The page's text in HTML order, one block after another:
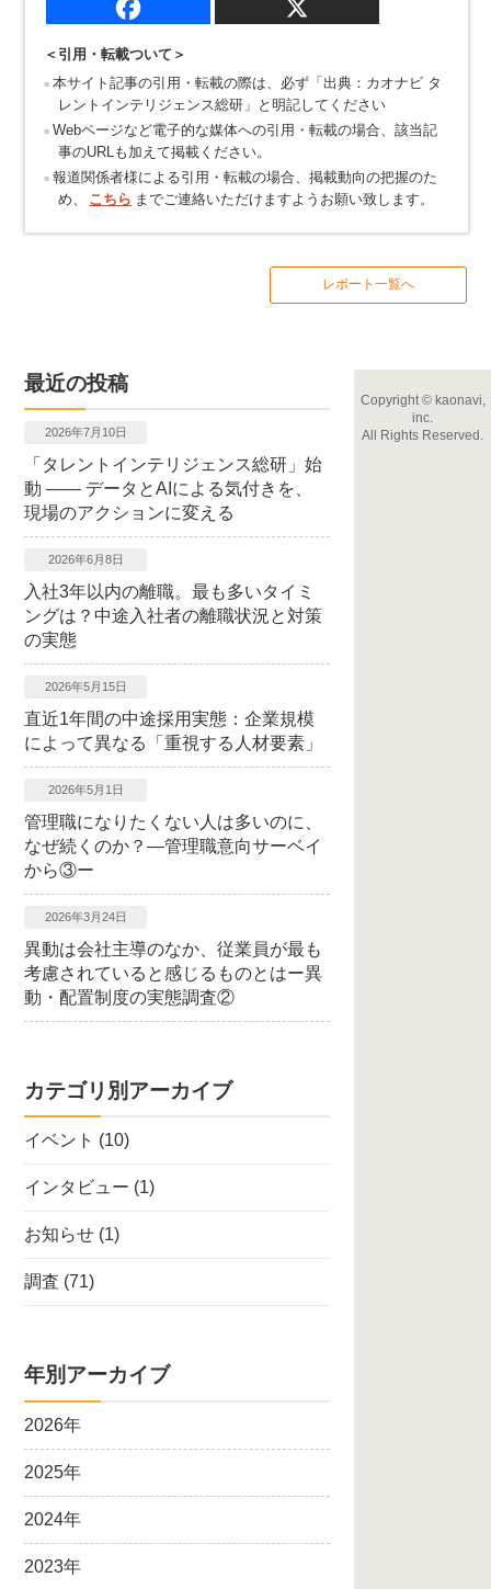
＜引用・転載ついて＞
本サイト記事の引用・転載の際は、必ず「出典：カオナビ タ
レントインテリジェンス総研」と明記してください
Webページなど電子的な媒体への引用・転載の場合、該当記
事のURLも加えて掲載ください。
報道関係者様による引用・転載の場合、掲載動向の把握のた
め、
こちら までご連絡いただけますようお願い致します。
レポート一覧へ
最近の投稿
2026年7月10日
「タレントインテリジェンス総研」始
動 ―― データとAIによる気付きを、
現場のアクションに変える
2026年6月8日
入社3年以内の離職。最も多いタイミ
ングは？中途入社者の離職状況と対策
の実態
2026年5月15日
直近1年間の中途採用実態：企業規模
によって異なる「重視する人材要素」
2026年5月1日
管理職になりたくない人は多いのに、
なぜ続くのか？―管理職意向サーベイ
から③ー
2026年3月24日
異動は会社主導のなか、従業員が最も
考慮されていると感じるものとはー異
動・配置制度の実態調査②
カテゴリ別アーカイブ
イベント (10)
インタビュー (1)
お知らせ (1)
調査 (71)
年別アーカイブ
2026年
2025年
2024年
2023年
Copyright ©kaonavi,
inc.
All Rights Reserved.